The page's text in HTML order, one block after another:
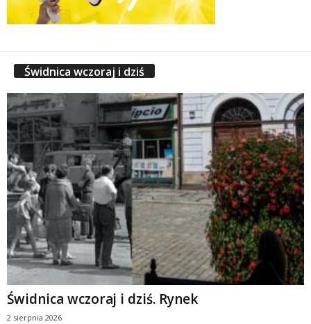
Świdnica wczoraj i dziś
Świdnica wczoraj i dziś. Rynek
2 sierpnia 2026